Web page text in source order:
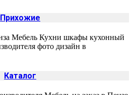
Прихожие
Каталог